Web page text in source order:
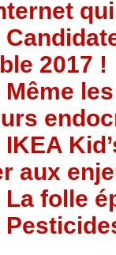
2017 !
Même
IKEA
aux
La folle